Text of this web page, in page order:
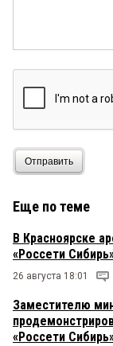
Отправить
Еще по теме
В Красноярске
«Россети
26 августа 18:01
Заместителю
«Россети